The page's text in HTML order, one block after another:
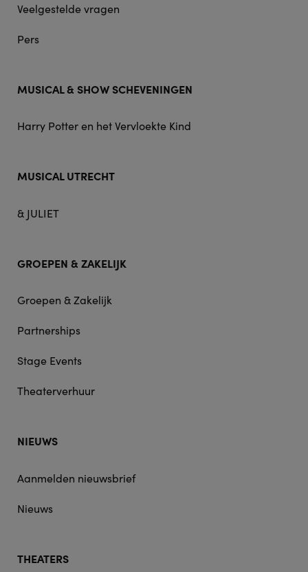
Veelgestelde vragen
Pers
MUSICAL & SHOW SCHEVENINGEN
Harry Potter en het Vervloekte Kind
MUSICAL UTRECHT
& JULIET
GROEPEN & ZAKELIJK
Groepen & Zakelijk
Partnerships
Stage Events
Theaterverhuur
NIEUWS
Aanmelden nieuwsbrief
Nieuws
THEATERS